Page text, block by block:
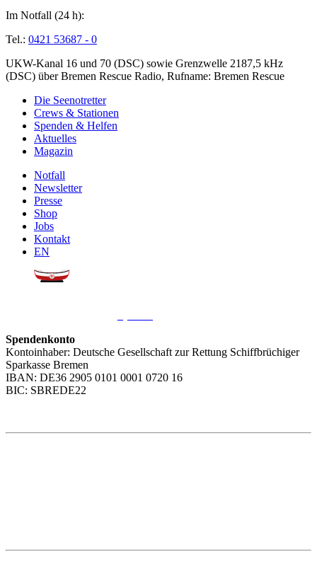
Im Notfall (24 h):
Tel.: 0421 53687 - 0
UKW-Kanal 16 und 70 (DSC) sowie Grenzwelle 2187,5 kHz
(DSC) über Bremen Rescue Radio, Rufname: Bremen Rescue
Die Seenotretter
Crews & Stationen
Spenden & Helfen
Aktuelles
Magazin
Notfall
Newsletter
Presse
Shop
Jobs
Kontakt
EN
Spendenkonto
Kontoinhaber: Deutsche Gesellschaft zur Rettung Schiffbrüchiger
Sparkasse Bremen
IBAN: DE36 2905 0101 0001 0720 16
BIC: SBREDE22